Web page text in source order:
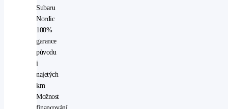
Subaru
Nordic
100%
garance
původu
i
najetých
km
Možnost